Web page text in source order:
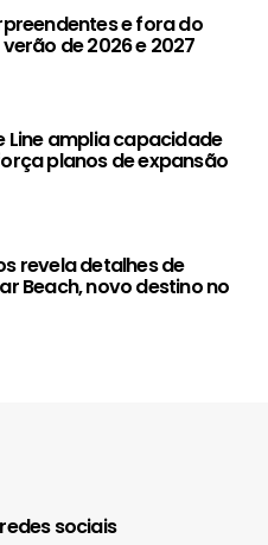
e fora do
de 2026 e 2027
Line amplia capacidade
planos de expansão
revela detalhes de
Beach, novo destino no
sociais